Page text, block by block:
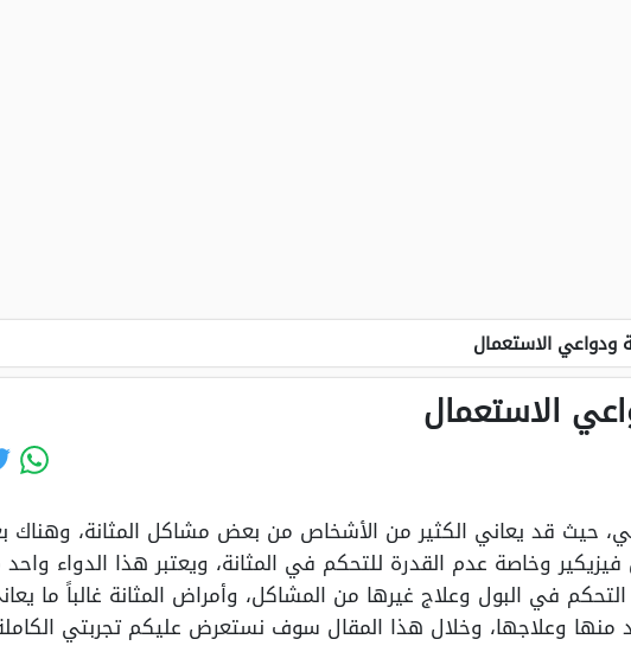
ودواعي الاستعمال
الاستعمال
لي، حيث قد يعاني الكثير من الأشخاص من بعض مشاكل المثانة،
وخاصة عدم القدرة للتحكم في المثانة، ويعتبر هذا الدواء
في البول وعلاج غيرها من المشاكل، وأمراض المثانة غالباً ما
منها وعلاجها، وخلال هذا المقال سوف نستعرض عليكم تجربتي